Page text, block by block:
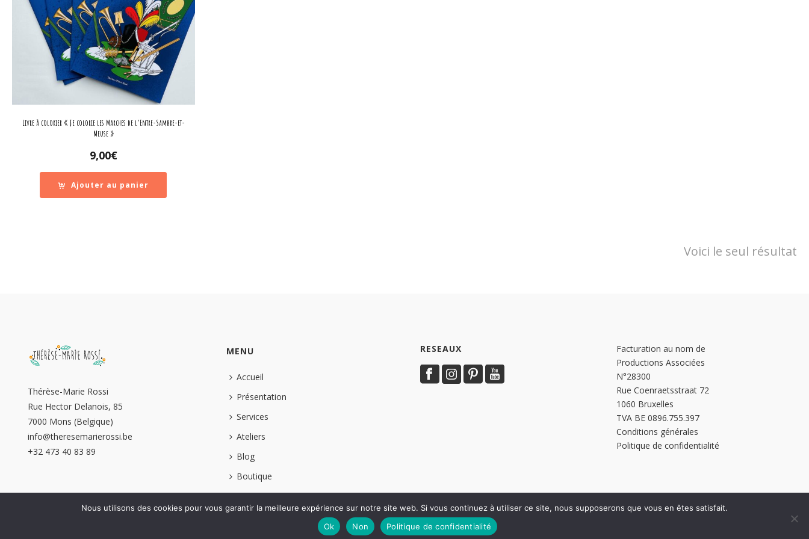
Livre à colorier « Je colorie les Marches de l’Entre-Sambre-et-
Meuse »
9,00€
Ajouter au panier
Voici le seul résultat
Thérèse-Marie Rossi
Rue Hector Delanois, 85
7000 Mons (Belgique)
info@theresemarierossi.be
+32 473 40 83 89‬
MENU
Accueil
Présentation
Services
Ateliers
Blog
Boutique
Contact
RESEAUX
Facturation au nom de
Productions Associées
N°28300
Rue Coenraetsstraat 72
1060 Bruxelles
TVA BE 0896.755.397
Conditions générales
Politique de confidentialité
Nous utilisons des cookies pour vous garantir la meilleure expérience sur notre site web. Si vous continuez à utiliser ce site, nous supposerons que vous en êtes satisfait.
Ok
Non Politique de confidentialité